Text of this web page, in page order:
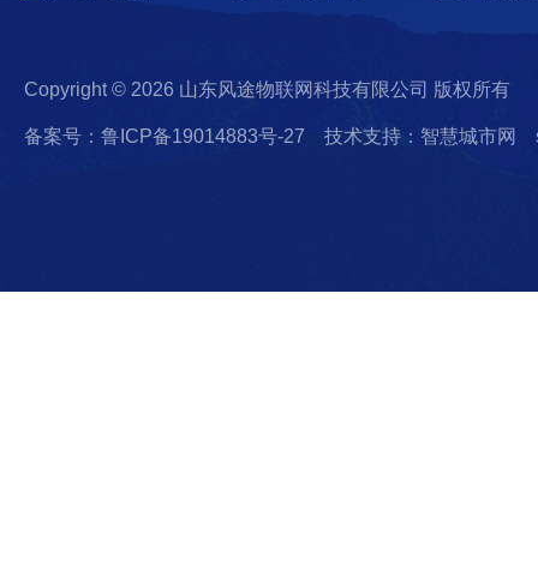
Copyright © 2026 山东风途物联网科技有限公司 版权所有
备案号：鲁ICP备19014883号-27 技术支持：智慧城市网